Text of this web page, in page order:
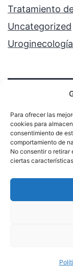
Para ofrecer las
cookies para
consentimiento de
comportamiento de
No consentir o
ciertas
Tratamiento
Uncategorized
Política de
Funciona